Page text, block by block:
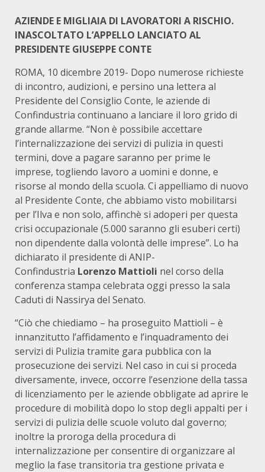
AZIENDE E MIGLIAIA DI LAVORATORI A RISCHIO.
INASCOLTATO L’APPELLO LANCIATO AL
PRESIDENTE GIUSEPPE CONTE
ROMA, 10 dicembre 2019- Dopo numerose richieste
di incontro, audizioni, e persino una lettera al
Presidente del Consiglio Conte, le aziende di
Confindustria continuano a lanciare il loro grido di
grande allarme. “Non è possibile accettare
l’internalizzazione dei servizi di pulizia in questi
termini, dove a pagare saranno per prime le
imprese, togliendo lavoro a uomini e donne, e
risorse al mondo della scuola. Ci appelliamo di nuovo
al Presidente Conte, che abbiamo visto mobilitarsi
per l’Ilva e non solo, affinchè si adoperi per questa
crisi occupazionale (5.000 saranno gli esuberi certi)
non dipendente dalla volontà delle imprese”. Lo ha
dichiarato il presidente di ANIP-
Confindustria Lorenzo Mattioli nel corso della
conferenza stampa celebrata oggi presso la sala
Caduti di Nassirya del Senato.
“Ciò che chiediamo – ha proseguito Mattioli – è
innanzitutto l’affidamento e l’inquadramento dei
servizi di Pulizia tramite gara pubblica con la
prosecuzione dei servizi. Nel caso in cui si proceda
diversamente, invece, occorre l’esenzione della tassa
di licenziamento per le aziende obbligate ad aprire le
procedure di mobilità dopo lo stop degli appalti per i
servizi di pulizia delle scuole voluto dal governo;
inoltre la proroga della procedura di
internalizzazione per consentire di organizzare al
meglio la fase transitoria tra gestione privata e